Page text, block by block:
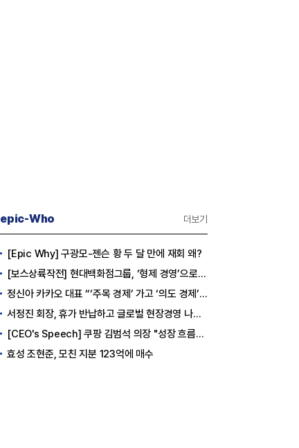
epic-Who 더보기
[Epic Why] 구광모-젠슨 황 두 달 만에 재회 왜?
[보스상륙작전] 현대백화점그룹, ‘형제 경영’으로 방향 틀었다
정신아 카카오 대표 “‘주목 경제’ 가고 ‘의도 경제’ 왔다”
서정진 회장, 휴가 반납하고 글로벌 현장경영 나선다
[CEO's Speech] 쿠팡 김범석 의장 "성장 흐름은 변하지 않았다"
효성 조현준, 모친 지분 123억에 매수